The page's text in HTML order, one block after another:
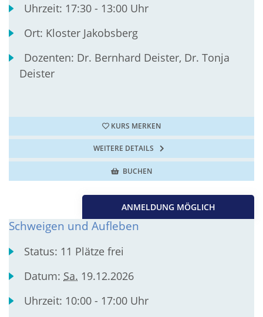
Uhrzeit: 17:30 - 13:00 Uhr
Ort: Kloster Jakobsberg
Dozenten: Dr. Bernhard Deister, Dr. Tonja
Deister
KURS MERKEN
WEITERE DETAILS
BUCHEN
ANMELDUNG MÖGLICH
Schweigen und Aufleben
Status: 11 Plätze frei
Datum: Sa. 19.12.2026
Uhrzeit: 10:00 - 17:00 Uhr